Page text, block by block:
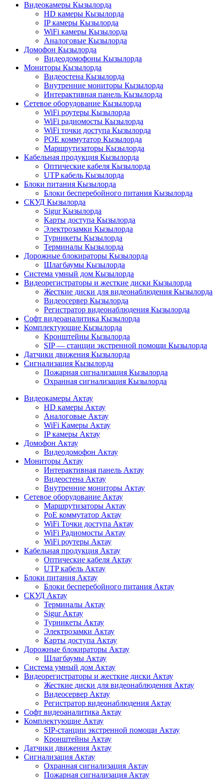
Видеокамеры Кызылорда
HD камеры Кызылорда
IP камеры Кызылорда
WiFi камеры Кызылорда
Аналоговые Кызылорда
Домофон Кызылорда
Видеодомофоны Кызылорда
Мониторы Кызылорда
Видеостена Кызылорда
Внутренние мониторы Кызылорда
Интерактивная панель Кызылорда
Сетевое оборудование Кызылорда
WiFi роутеры Кызылорда
WiFi радиомосты Кызылорда
WiFi точки доступа Кызылорда
POE коммутатор Кызылорда
Маршрутизаторы Кызылорда
Кабельная продукция Кызылорда
Оптические кабеля Кызылорда
UTP кабель Кызылорда
Блоки питания Кызылорда
Блоки бесперебойного питания Кызылорда
СКУД Кызылорда
Sigur Кызылорда
Карты доступа Кызылорда
Электрозамки Кызылорда
Турникеты Кызылорда
Терминалы Кызылорда
Дорожные блокираторы Кызылорда
Шлагбаумы Кызылорда
Система умный дом Кызылорда
Видеорегистраторы и жесткие диски Кызылорда
Жесткие диски для видеонаблюдения Кызылорда
Видеосервер Кызылорда
Регистратор видеонаблюдения Кызылорда
Софт видеоаналитика Кызылорда
Комплектующие Кызылорда
Кронштейны Кызылорда
SIP — станции экстренной помощи Кызылорда
Датчики движения Кызылорда
Сигнализация Кызылорда
Пожарная сигнализация Кызылорда
Охранная сигнализация Кызылорда
Видеокамеры Актау
HD камеры Актау
Аналоговые Актау
WiFi Камеры Актау
IP камеры Актау
Домофон Актау
Видеодомофон Актау
Мониторы Актау
Интерактивная панель Актау
Видеостена Актау
Внутренние мониторы Актау
Сетевое оборудование Актау
Маршрутизаторы Актау
PoE коммутатор Актау
WiFi Точки доступа Актау
WiFi Радиомосты Актау
WiFi роутеры Актау
Кабельная продукция Актау
Оптические кабеля Актау
UTP кабель Актау
Блоки питания Актау
Блоки бесперебойного питания Актау
СКУД Актау
Терминалы Актау
Sigur Актау
Турникеты Актау
Электрозамки Актау
Карты доступа Актау
Дорожные блокираторы Актау
Шлагбаумы Актау
Система умный дом Актау
Видеорегистраторы и жесткие диски Актау
Жесткие диски для видеонаблюдения Актау
Видеосервер Актау
Регистратор видеонаблюдения Актау
Софт видеоаналитика Актау
Комплектующие Актау
SIP-станции экстренной помощи Актау
Кронштейны Актау
Датчики движения Актау
Сигнализация Актау
Охранная сигнализация Актау
Пожарная сигнализация Актау